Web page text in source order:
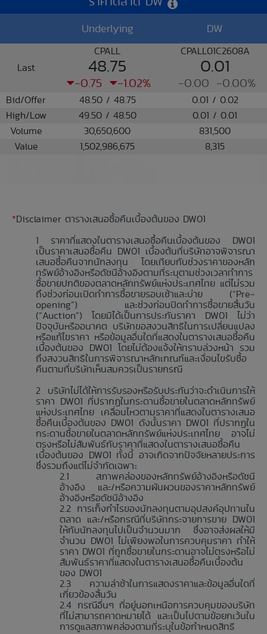
Underlying DW
Last
CPALL
48.75
-0.75 -1.02%
CPALL01C2608A
0.01
-0.00 -0.00%
Bid/Offer 48.50 / 48.75
0.01 / 0.02
High/Low
49.50 / 48.50
0.01 / 0.01
Volume
30,650,600
831,500
Value
1,502,986,675 8,315
*Disclaimer ตารางเสนอซื้อคืนเบื้องต้นของ DW01
ราคาที่แสดงในตารางเสนอซื้อคืนเบื้องต้นของ DW01
เป็นราคาเสนอซื้อคืน DW01 เบื้องต้นที่บริษัทอาจพิจารณา
เสนอซื้อคืนจากนักลงทุน โดยเทียบกับช่วงราคาของหลัก
ทรัพย์อ้างอิงหรือดัชนีอ้างอิงตามที่ระบุตามช่วงเวลาทำการ
ซื้อขายปกติของตลาดหลักทรัพย์แห่งประเทศไทย แต่ไม่รวม
ถึงช่วงก่อนเปิดทำการซื้อขายรอบเช้าและบ่าย (“Pre-
opening”) และช่วงก่อนปิดทำการซื้อขายสิ้นวัน
(“Auction”) โดยมิได้เป็นการประกันราคา DW01 ไม่ว่า
ปัจจุบันหรืออนาคต บริษัทขอสงวนสิทธิในการเปลี่ยนแปลง
หรือแก้ไขราคา หรือข้อมูลอื่นใดที่แสดงในตารางเสนอซื้อคืน
เบื้องต้นของ DW01 โดยไม่ต้องแจ้งให้ทราบล่วงหน้า รวม
ถึงสงวนสิทธิในการพิจารณาหลักเกณฑ์และเงื่อนไขรับซื้อ
คืนตามที่บริษัทเห็นสมควรเป็นรายกรณี
บริษัทไม่ได้ให้การรับรองหรือรับประกันว่าจะดำเนินการให้
ราคา DW01 ที่ปรากฏในกระดานซื้อขายในตลาดหลักทรัพย์
แห่งประเทศไทย เคลื่อนไหวตามราคาที่แสดงในตารางเสนอ
ซื้อคืนเบื้องต้นของ DW01 ดังนั้นราคา DW01 ที่ปรากฏใน
กระดานซื้อขายในตลาดหลักทรัพย์แห่งประเทศไทย อาจไม่
ตรงหรือไม่สัมพันธ์กับราคาที่แสดงในตารางเสนอซื้อคืน
เบื้องต้นของ DW01 ทั้งนี้ อาจเกิดจากปัจจัยหลายประการ
ซึ่งรวมถึงแต่ไม่จำกัดเฉพาะ
สภาพคล่องของหลักทรัพย์อ้างอิงหรือดัชนี
อ้างอิง และ/หรือความผันผวนของราคาหลักทรัพย์
อ้างอิงหรือดัชนีอ้างอิง
การเก็งกำไรของนักลงทุนตามอุปสงค์อุปทานใน
ตลาด และ/หรือกรณีที่บริษัทกระจายการขาย DW01
ให้กับนักลงทุนไปเป็นจำนวนมาก ซึ่งอาจส่งผลให้มี
จำนวน DW01 ไม่เพียงพอในการควบคุมราคา ทำให้
ราคา DW01 ที่ถูกซื้อขายในกระดานอาจไม่ตรงหรือไม่
สัมพันธ์ราคาที่แสดงในตารางเสนอซื้อคืนเบื้องต้น
ของ DW01
ความล่าช้าในการแสดงราคาและข้อมูลอื่นใดที่
เกี่ยวข้องสิ้นวัน
กรณีอื่นๆ ที่อยู่นอกเหนือการควบคุมของบริษัท
ที่ไม่สามารถคาดหมายได้ และเป็นไปตามข้อยกเว้นใน
การดูแลสภาพคล่องตามที่ระบุในข้อกำหนดสิทธิ